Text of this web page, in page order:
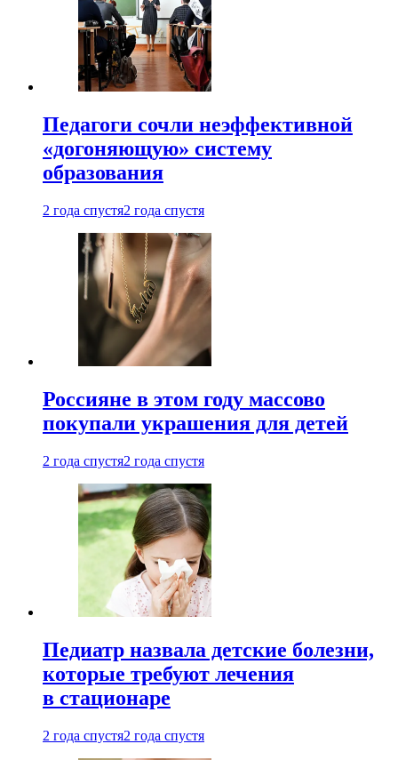
Педагоги сочли неэффективной
«догоняющую» систему
образования
2 года спустя2 года спустя
Россияне в этом году массово
покупали украшения для детей
2 года спустя2 года спустя
Педиатр назвала детские болезни,
которые требуют лечения
в стационаре
2 года спустя2 года спустя